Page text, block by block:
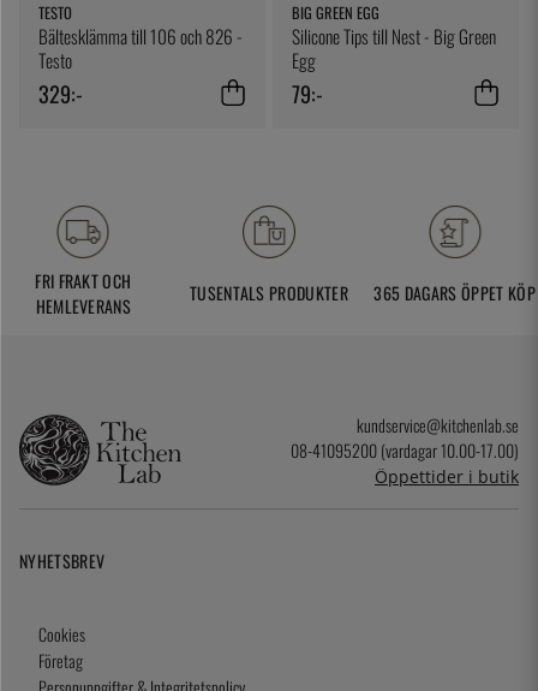
TESTO
Bältesklämma till 106 och 826 -
Testo
329:-
BIG GREEN EGG
Silicone Tips till Nest - Big Green
Egg
79:-
FRI FRAKT OCH
HEMLEVERANS
TUSENTALS PRODUKTER 365 DAGARS ÖPPET KÖP
kundservice@kitchenlab.se
08-41095200 (vardagar 10.00-17.00)
Öppettider i butik
NYHETSBREV
Cookies
Företag